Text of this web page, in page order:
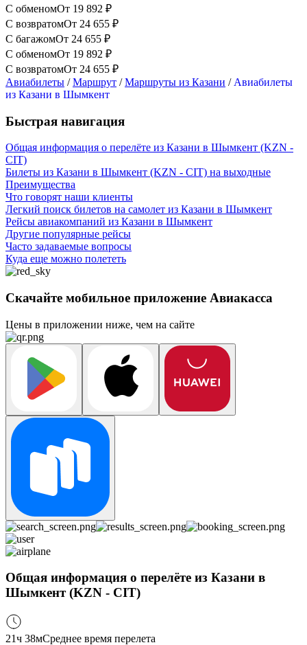
С обменомОт 19 892 ₽
С возвратомОт 24 655 ₽
С багажомОт 24 655 ₽
С обменомОт 19 892 ₽
С возвратомОт 24 655 ₽
Авиабилеты /Маршрут /Маршруты из Казани / Авиабилеты
из Казани в Шымкент
Быстрая навигация
Общая информация о перелёте из Казани в Шымкент (KZN -
CIT)
Билеты из Казани в Шымкент (KZN - CIT) на выходные
Преимущества
Что говорят наши клиенты
Легкий поиск билетов на самолет из Казани в Шымкент
Рейсы авиакомпаний из Казани в Шымкент
Другие популярные рейсы
Часто задаваемые вопросы
Куда еще можно полететь
Скачайте мобильное приложение Авиакасса
Цены в приложении ниже, чем на сайте
Общая информация о перелёте из Казани в
Шымкент (KZN - CIT)
21ч 38мСреднее время перелета